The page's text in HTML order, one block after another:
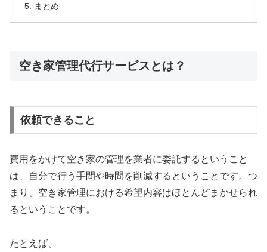
まとめ
空き家管理代行サービスとは？
依頼できること
費用をかけて空き家の管理を業者に委託するということ
は、自分で行う手間や時間を削減するということです。つ
まり、空き家管理における希望内容はほとんどまかせられ
るということです。
たとえば、